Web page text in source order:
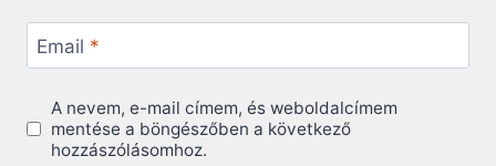
Email *
A nevem, e-mail címem, és weboldalcímem
mentése a böngészőben a következő
hozzászólásomhoz.